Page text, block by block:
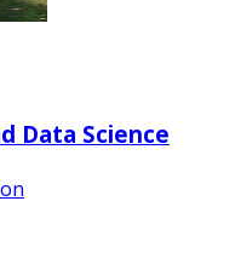
Data Science